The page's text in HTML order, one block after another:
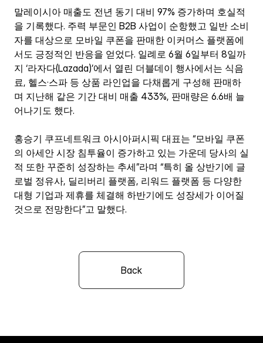
말레이시아 매출도 전년 동기 대비 97% 증가하며 호실적
을 기록했다. 주력 부문인 B2B 사업이 순항했고 일반 소비
자를 대상으로 모바일 쿠폰을 판매한 이커머스 플랫폼에
서도 긍정적인 반응을 얻었다. 일례로 6월 6일부터 8일까
지 ‘라자다(Lazada)’에서 열린 더블데이 행사에서는 식음
료, 헬스·스파 등 상품 라인업을 다채롭게 구성해 판매하
며 지난해 같은 기간 대비 매출 433%, 판매량은 6.6배 늘
어나기도 했다.
홍승기 쿠프네트워크 아시아퍼시픽 대표는 “모바일 쿠폰
의 아세안 시장 침투율이 증가하고 있는 가운데 당사의 실
적 또한 꾸준히 성장하는 추세”라며 “특히 올 상반기에 글
로벌 정유사, 딜리버리 플랫폼, 리워드 플랫폼 등 다양한
대형 기업과 제휴를 체결해 하반기에도 성장세가 이어질
것으로 전망한다”고 말했다.
Back